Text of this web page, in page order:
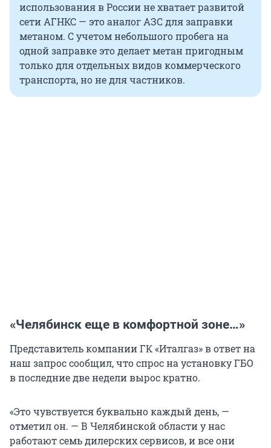
использования в России не хватает развитой
сети АГНКС — это аналог АЗС для заправки
метаном. С учетом небольшого пробега на
одной заправке это делает метан пригодным
только для отдельных видов коммерческого
транспорта, но не для частников.
«Челябинск еще в комфортной зоне…»
Представитель компании ГК «Италгаз» в ответ на
наш запрос сообщил, что спрос на установку ГБО
в последние две недели вырос кратно.
«Это чувствуется буквально каждый день, —
отметил он. — В Челябинской области у нас
работают семь дилерских сервисов, и все они